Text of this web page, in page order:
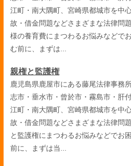
江町・南大隅町、宮崎県都城市を中
故・借金問題などさまざまな法律問
様の養育費にまつわるお悩みなどで
む前に、まずは...
親権と監護権
鹿児島県鹿屋市にある藤尾法律事務
志市・垂水市・曾於市・霧島市・肝
江町・南大隅町、宮崎県都城市を中
故・借金問題などさまざまな法律問
と監護権にまつわるお悩みなどでお
前に、まずは当...